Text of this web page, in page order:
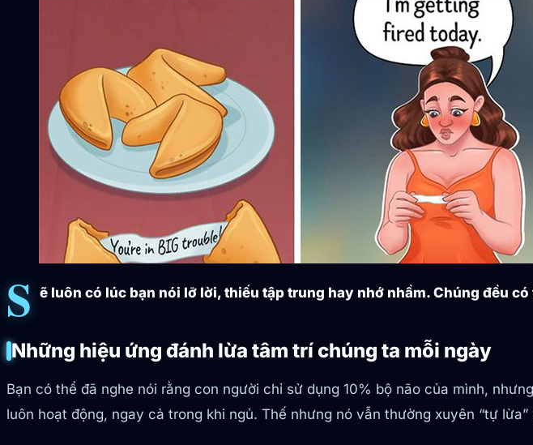
S ẽ luôn có lúc bạn nói lỡ lời, thiếu tập trung hay nhớ nhầm. Chúng đều
Những hiệu ứng đánh lừa tâm trí chúng ta mỗi ngày
Bạn có thể đã nghe nói rằng con người chỉ sử dụng 10% bộ não của mình,
luôn hoạt động, ngay cả trong khi ngủ. Thế nhưng nó vẫn thường xuyên “tự